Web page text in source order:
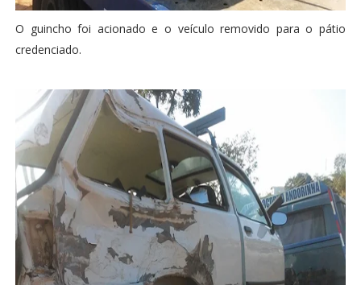
O guincho foi acionado e o veículo removido para o pátio
credenciado.